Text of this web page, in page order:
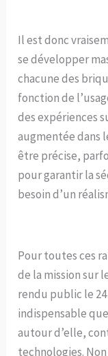
Il est donc
se développer
chacune des
fonction de
des expériences
augmentée dans
être précise,
pour garantir la
besoin d’un
Pour toutes ces
de la mission sur
rendu public le
indispensable
autour d’elle,
technologies.